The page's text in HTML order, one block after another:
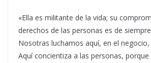
«Ella es militante de la vida; su
derechos de las personas es de
Nosotras luchamos aquí, en el
Aquí concientiza a las personas,